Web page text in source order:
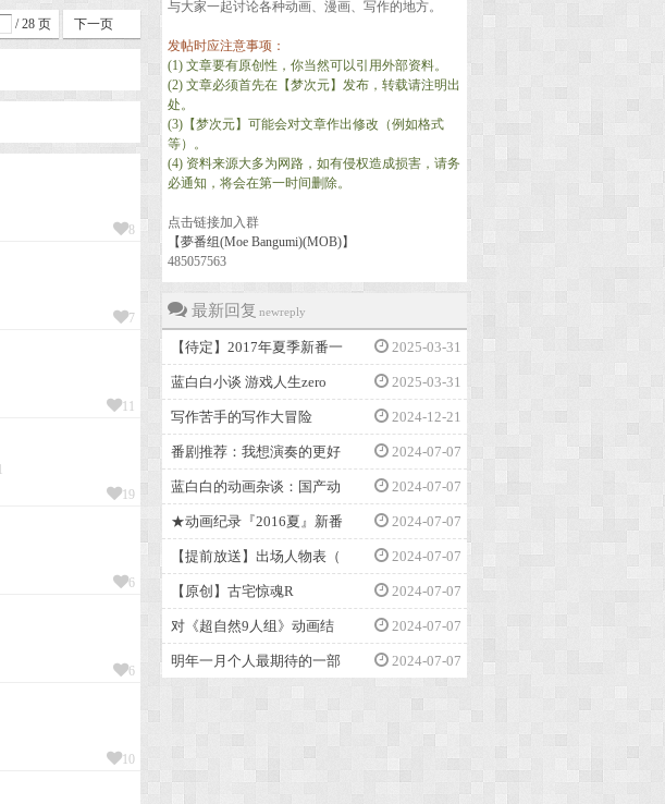
/ 28 页 下一页
8
7
11
19
6
6
10
与大家一起讨论各种动画、漫画、写作的地方。
发帖时应注意事项：
(1) 文章要有原创性，你当然可以引用外部资料。
(2) 文章必须首先在【梦次元】发布，转载请注明出
处。
(3)【梦次元】可能会对文章作出修改（例如格式
等）。
(4) 资料来源大多为网路，如有侵权造成损害，请务
必通知，将会在第一时间删除。
点击链接加入群
【夢番组(Moe Bangumi)(MOB)】
485057563
最新回复 newreply
【待定】2017年夏季新番一 2025-03-31
蓝白白小谈 游戏人生zero 2025-03-31
写作苦手的写作大冒险 2024-12-21
番剧推荐：我想演奏的更好 2024-07-07
蓝白白的动画杂谈：国产动 2024-07-07
★动画纪录『2016夏』新番 2024-07-07
【提前放送】出场人物表（ 2024-07-07
【原创】古宅惊魂R 2024-07-07
对《超自然9人组》动画结 2024-07-07
明年一月个人最期待的一部 2024-07-07